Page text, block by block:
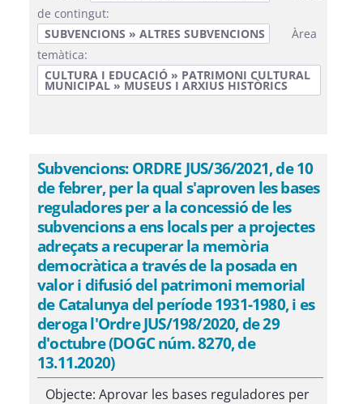
de contingut:
SUBVENCIONS » ALTRES SUBVENCIONS
Àrea
temàtica:
CULTURA I EDUCACIÓ » PATRIMONI CULTURAL
MUNICIPAL » MUSEUS I ARXIUS HISTÒRICS
Subvencions: ORDRE JUS/36/2021, de 10
de febrer, per la qual s'aproven les bases
reguladores per a la concessió de les
subvencions a ens locals per a projectes
adreçats a recuperar la memòria
democràtica a través de la posada en
valor i difusió del patrimoni memorial
de Catalunya del període 1931-1980, i es
deroga l'Ordre JUS/198/2020, de 29
d'octubre (DOGC núm. 8270, de
13.11.2020)
Objecte: Aprovar les bases reguladores per